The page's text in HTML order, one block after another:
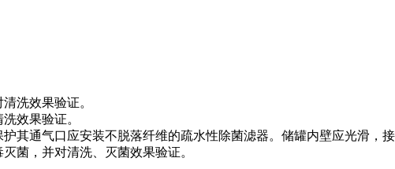
洗效果验证。
效果验证。
其通气口应安装不脱落纤维的疏水性除菌滤器。储罐内壁应光滑，接
菌，并对清洗、灭菌效果验证。